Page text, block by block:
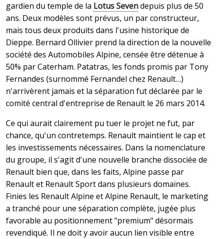
gardien du temple de la Lotus Sevendepuis plus de 50
ans. Deux modèles sont prévus, un par constructeur,
mais tous deux produits dans l'usine historique de
Dieppe. Bernard Ollivier prend la direction de la nouvelle
société des Automobiles Alpine, censée être détenue à
50% par Caterham. Patatras, les fonds promis par Tony
Fernandes (surnommé Fernandel chez Renault…)
n'arrivèrent jamais et la séparation fut déclarée par le
comité central d'entreprise de Renault le 26 mars 2014.
Ce qui aurait clairement pu tuer le projet ne fut, par
chance, qu'un contretemps. Renault maintient le cap et
les investissements nécessaires. Dans la nomenclature
du groupe, il s'agit d'une nouvelle branche dissociée de
Renault bien que, dans les faits, Alpine passe par
Renault et Renault Sport dans plusieurs domaines.
Finies les Renault Alpine et Alpine Renault, le marketing
a tranché pour une séparation complète, jugée plus
favorable au positionnement "premium" désormais
revendiqué. Il ne doit y avoir aucun lien visible entre